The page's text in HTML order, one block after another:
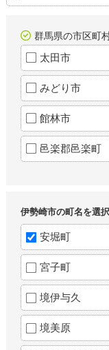
群馬県の市区町
太田市
みどり市
館林市
邑楽郡邑楽町
伊勢崎市の町名を選択
安堀町
宮子町
境伊与久
境美原